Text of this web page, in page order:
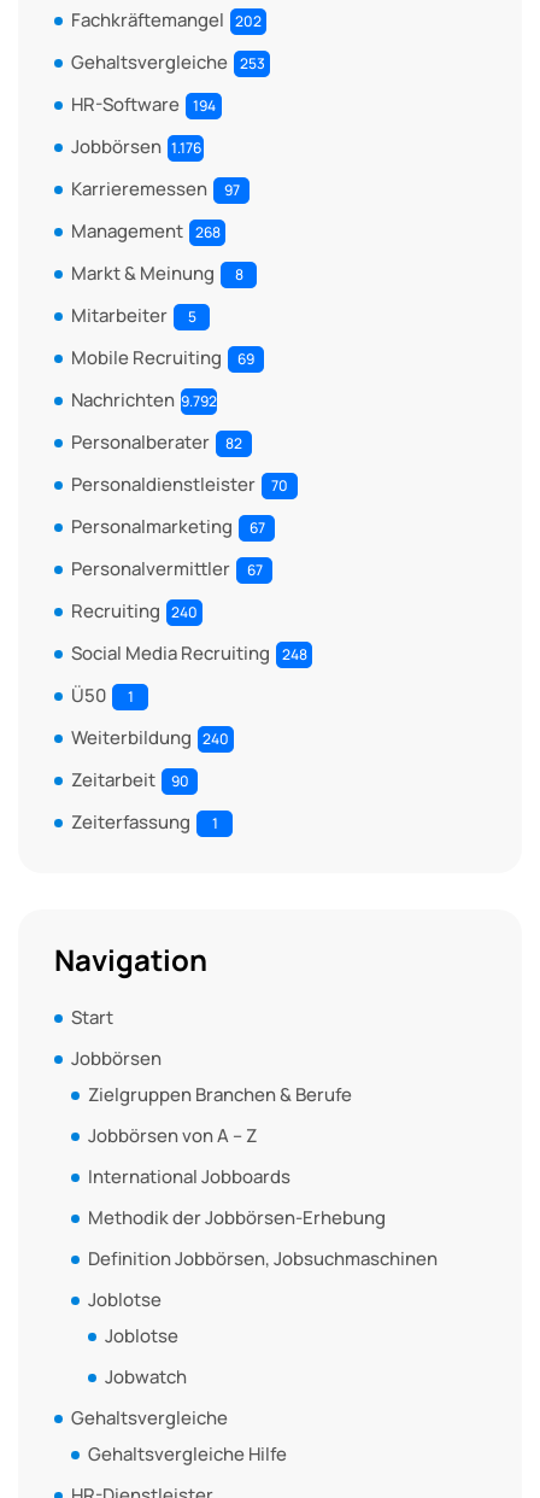
Fachkräftemangel 202
Gehaltsvergleiche 253
HR-Software 194
Jobbörsen 1.176
Karrieremessen 97
Management 268
Markt & Meinung 8
Mitarbeiter 5
Mobile Recruiting 69
Nachrichten 9.792
Personalberater 82
Personaldienstleister 70
Personalmarketing 67
Personalvermittler 67
Recruiting 240
Social Media Recruiting 248
Ü50 1
Weiterbildung 240
Zeitarbeit 90
Zeiterfassung 1
Navigation
Start
Jobbörsen
Zielgruppen Branchen & Berufe
Jobbörsen von A – Z
International Jobboards
Methodik der Jobbörsen-Erhebung
Definition Jobbörsen, Jobsuchmaschinen
Joblotse
Joblotse
Jobwatch
Gehaltsvergleiche
Gehaltsvergleiche Hilfe